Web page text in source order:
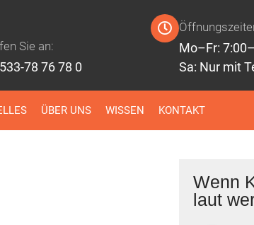
Sie an:
78 76 78 0
Mo–Fr:
Sa: Nur mit
ÜBER UNS WISSEN KONTAKT
Wenn
laut